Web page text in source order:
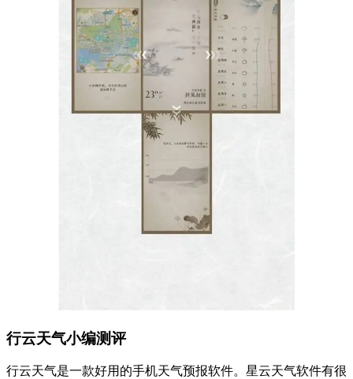
行云天气小编测评
行云天气是一款好用的手机天气预报软件。星云天气软件有很